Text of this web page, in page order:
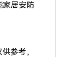
家居安防
参考，